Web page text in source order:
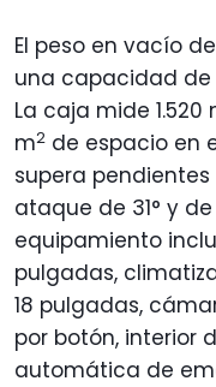
El peso en vacío
una capacidad de
La caja mide
m2 de espacio en
supera
ataque de 31° y
equipamiento
pulgadas,
18 pulgadas,
por botón, interior
automática de